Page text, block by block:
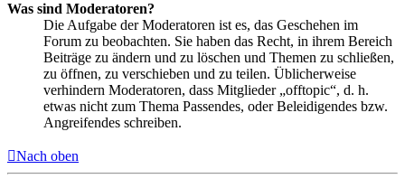
Was sind Moderatoren?
Die Aufgabe der Moderatoren ist es, das Geschehen im
Forum zu beobachten. Sie haben das Recht, in ihrem Bereich
Beiträge zu ändern und zu löschen und Themen zu schließen,
zu öffnen, zu verschieben und zu teilen. Üblicherweise
verhindern Moderatoren, dass Mitglieder „offtopic“, d. h.
etwas nicht zum Thema Passendes, oder Beleidigendes bzw.
Angreifendes schreiben.
Nach oben